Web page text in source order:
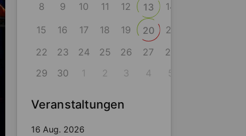
8
9 10 11 12 13
14
15
16 17 18 19 20
21
22
23 24 25 26 27
28
29
30 1 2 3 4 5
Veranstaltungen
16 Aug. 2026